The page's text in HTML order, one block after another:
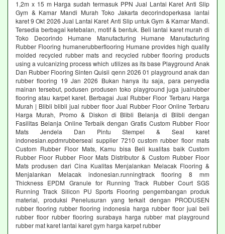
1,2m x 15 m Harga sudah termasuk PPN Jual Lantai Karet Anti Slip
Gym & Kamar Mandi Murah Toko Jakarta decorindoperkasa lantai
karet 9 Okt 2026 Jual Lantai Karet Anti Slip untuk Gym & Kamar Mandi.
Tersedia berbagai ketebalan, motif & bentuk. Beli lantai karet murah di
Toko Decorindo Humane Manufacturing Humane Manufacturing
Rubber Flooring humanerubberflooring Humane provides high quality
molded recycled rubber mats and recycled rubber flooring products
using a vulcanizing process which utilizes as its base Playground Anak
Dan Rubber Flooring Sinten Quisii qenn 2026 01 playground anak dan
rubber flooring 19 Jan 2026 Bukan hanya itu saja, para penyedia
mainan tersebut, podusen produsen toko playground juga jualrubber
flooring atau karpet karet. Berbagai Jual Rubber Floor Terbaru Harga
Murah | Blibli blibli jual rubber floor Jual Rubber Floor Online Terbaru
Harga Murah, Promo & Diskon di Blibli Belanja di Blibli dengan
Fasilitas Belanja Online Terbaik dengan Gratis Custom Rubber Floor
Mats Jendela Dan Pintu Stempel & Seal karet
indonesian.epdmrubberseal supplier 7210 custom rubber floor mats
Custom Rubber Floor Mats, Kamu bisa Beli kualitas baik Custom
Rubber Floor Rubber Floor Mats Distributor & Custom Rubber Floor
Mats produsen dari Cina Kualitas Menjalankan Melacak Flooring &
Menjalankan Melacak indonesian.runningtrack flooring 8 mm
Thickness EPDM Granule for Running Track Rubber Court SGS
Running Track Silicon PU Sports Flooring pengembangan produk
material, produksi Penelusuran yang terkait dengan PRODUSEN
rubber flooring rubber flooring indonesia harga rubber floor jual beli
rubber floor rubber flooring surabaya harga rubber mat playground
rubber mat karet lantai karet gym harga karpet rubber